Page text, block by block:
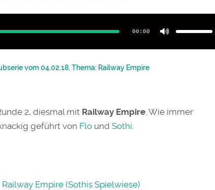
00:00
Pfeiltasten
um
zu
vom 04.02.18. Thema: Railway Empire
2, diesmal mit Railway Empire. Wie immer
geführt von Flound Sothi.
Empire (Sothis Spielwiese)